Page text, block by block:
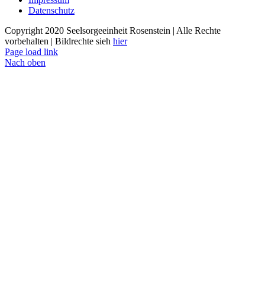
Datenschutz
Copyright 2020 Seelsorgeeinheit Rosenstein | Alle Rechte
vorbehalten | Bildrechte sieh hier
Page load link
Nach oben